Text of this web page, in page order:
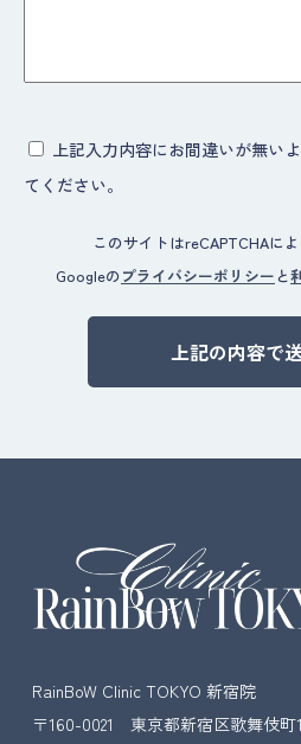
上記入力内容にお間違いが無い
てください。
このサイトはreCAPTCHAに
Googleのプライバシーポリシー と
RainBoW Clinic TOKYO 新宿院
〒160-0021 東京都新宿区歌舞伎